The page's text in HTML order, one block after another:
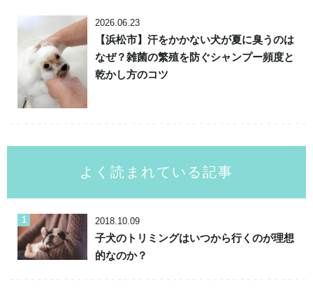
2026.06.23
【浜松市】汗をかかない犬が夏に臭うのは
なぜ？雑菌の繁殖を防ぐシャンプー頻度と
乾かし方のコツ
よく読まれている記事
2018.10.09
子犬のトリミングはいつから行くのが理想
的なのか？